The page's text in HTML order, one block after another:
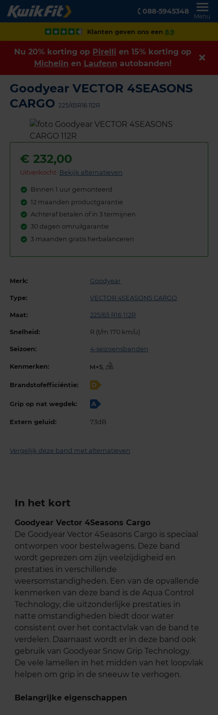
088-5945348
Menu
Klanten geven ons een 8,9
Nu 20% korting op Pirelli en 15% korting op
Michelin en Laufenn autobanden!
Goodyear VECTOR 4SEASONS
CARGO 225/65R16 112R
€ 232,00
Uitverkocht: Bekijk alternatieven
Binnen 1 uur gemonteerd
12 maanden productgarantie
Achteraf betalen of in 3 termijnen
30 dagen omruilgarantie
3 maanden gratis herbalanceren
Merk: Goodyear
Type: VECTOR 4SEASONS CARGO
Maat: 225/65 R16 112R
Snelheid: R (t/m 170 km/u)
Seizoen: 4-seizoensbanden
Kenmerken: ,
Brandstofefficiëntie: D
Grip op nat wegdek: A
Extern geluid: 73dB
Vergelijk deze band met alternatieven
In het kort
Goodyear Vector 4Seasons Cargo
De Goodyear Vector 4Seasons Cargo is speciaal
ontworpen voor bestelwagens. Deze band
wordt geprezen om zijn veelzijdigheid en
prestaties in verschillende
weersomstandigheden. Een van de opvallende
kenmerken van deze band is de Aqua Control
Technology, die uitzonderlijke prestaties in
natte omstandigheden biedt door water
consistent over het contactvlak van de band te
verdelen. Daarnaast wordt er in deze band ook
gebruik van Goodyear Snow Grip Technology.
De vele lamellen in het midden van het loopvlak
helpen om grip in de sneeuw te verhogen.
Belangrijke eigenschappen